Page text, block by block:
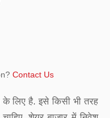
Contact Us
के लिए है. इसे किसी भी तरह